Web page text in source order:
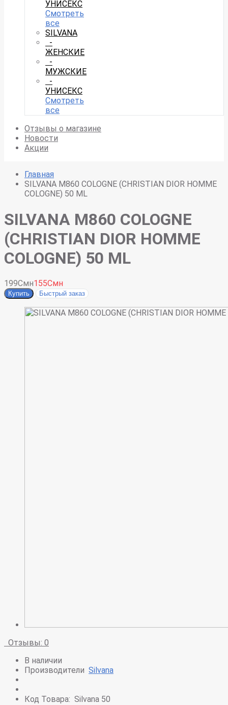
УНИСЕКС
Смотреть
все
SILVANA
-
ЖЕНСКИЕ
-
МУЖСКИЕ
-
УНИСЕКС
Смотреть
все
Отзывы о магазине
Новости
Акции
Главная
SILVANA M860 COLOGNE (CHRISTIAN DIOR HOMME
COLOGNE) 50 ML
SILVANA M860 COLOGNE
(CHRISTIAN DIOR HOMME
COLOGNE) 50 ML
199Смн155Смн
Купить Быстрый заказ
Отзывы: 0
В наличии
Производители Silvana
Код Товара: Silvana 50